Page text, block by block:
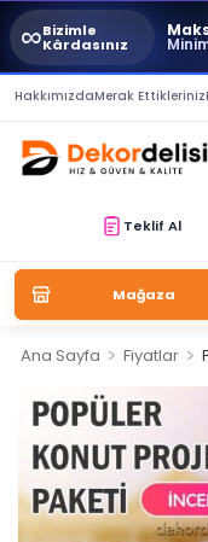
∞Bizimle
Kârdasınız
HakkımızdaMerak Ettikleriniz
Teklif Al
Mağaza
Ana Sayfa > Fiyatlar >